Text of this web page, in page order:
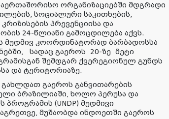
ორგანიზაციებში მდგრადი
სოციალური საკითხების,
პრევენციისა და
24-წლიანი გამოცდილება აქვს.
კოორდინატორად ბარბადოსსა
სადაც გაეროს 20-ზე მეტი
შემდგარ ქვერეგიონულ გუნდს
და ტერიტორიაზე.
გაეროს განვითარების
ბრაზილიაში, ხოლო პერუსა და
პროგრამის (UNDP) მუდმივი
მუშაობდა ინდოეთში გაეროს